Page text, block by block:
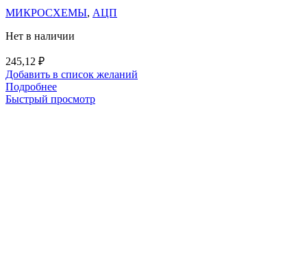
МИКРОСХЕМЫ, АЦП
Нет в наличии
245,12 ₽
Добавить в список желаний
Подробнее
Быстрый просмотр